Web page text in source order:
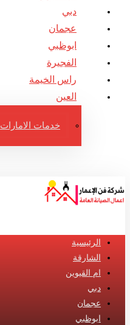
دبي
عجمان
ابوظبي
الفجيرة
راس الخيمة
العين
خدمات الامارات
الرئيسية
الشارقة
ام القيوين
دبي
عجمان
ابوظبي